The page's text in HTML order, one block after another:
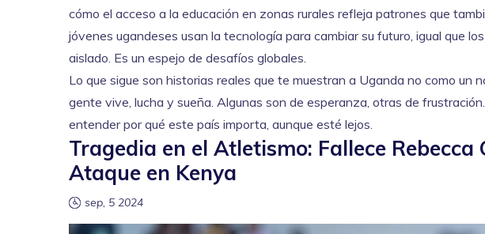
cómo el acceso a la educación en zonas rurales refleja patrones que
jóvenes ugandeses usan la tecnología para cambiar su futuro, igual que
aislado. Es un espejo de desafíos globales.
Lo que sigue son historias reales que te muestran a Uganda no como un
gente vive, lucha y sueña. Algunas son de esperanza, otras de
entender por qué este país importa, aunque esté lejos.
Tragedia en el Atletismo: Fallece
Ataque en Kenya
sep, 5 2024